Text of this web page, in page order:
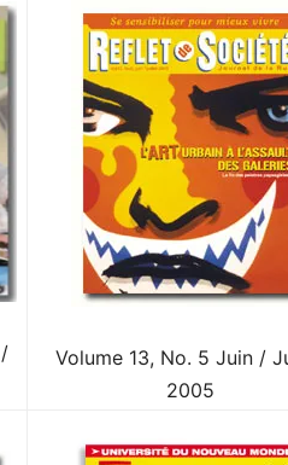
Volume 13, No. 5 Juin /
2005